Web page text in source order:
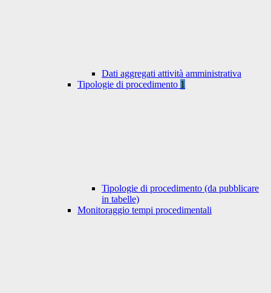
Dati aggregati attività amministrativa
Tipologie di procedimento 1
Tipologie di procedimento (da pubblicare
in tabelle)
Monitoraggio tempi procedimentali